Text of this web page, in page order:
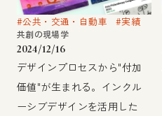
デザインプロセスから"付加
価値"が生まれる。インクル
ーシブデザインを活用した
2024/12/16
#公共・交通・自動車 #実績
共創の現場学